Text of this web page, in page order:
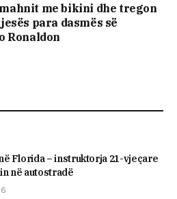
me bikini dhe tregon
para dasmës së
Ronaldon
Florida – instruktorja 21-vjeçare
në autostradë